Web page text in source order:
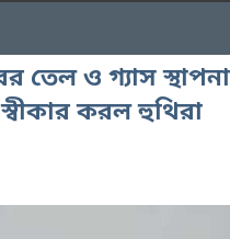
তেল ও গ্যাস
করল হুথিরা